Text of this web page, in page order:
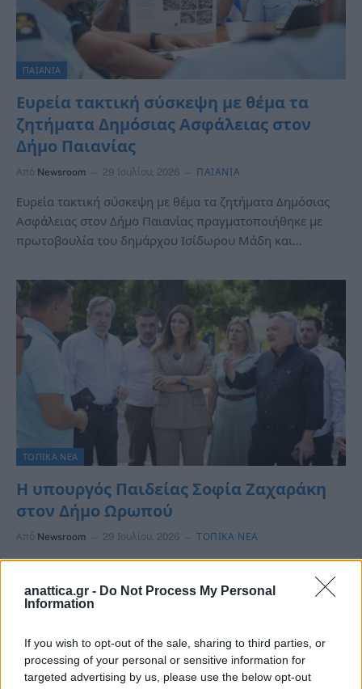
anattica.gr - Do Not Process My Personal
Information
If you wish to opt-out of the sale, sharing to third parties, or
processing of your personal or sensitive information for
targeted advertising by us, please use the below opt-out
ΠΑΙΑΝΙΑ
Ευρεία τακτική σύσκεψη με θέμα τα
ζητήματα Δημόσιας Ασφάλειας στον
Δήμο Παιανίας
Από Newsroom 29 Ιουλίου, 2026 ΠΑΙΑΝΙΑ
Ευρεία τακτική σύσκεψη με θέμα τα ζητήματα Δημόσιας
Ασφάλειας στον Δήμο Παιανίας πραγματοποιήθηκε με
πρωτοβουλία του δημάρχου Ισίδωρου Μάδη και…
ΤΟΠΙΚΑ ΝΕΑ
Η υπουργός Παιδείας Σοφία Ζαχαράκη
στον Δήμο Ωρωπού
Από Newsroom 29 Ιουλίου, 2026 ΤΟΠΙΚΑ ΝΕΑ
Θρησκευμάτων και Αθλητισμού Σοφία Ζαχαράκη,
συνοδευόμενη από τους συνεργάτες της, προκειμένου να